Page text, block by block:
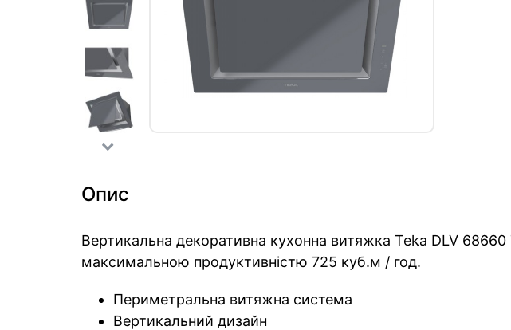
Опис
Вертикальна декоративна кухонна витяжка Teka DLV
максимальною продуктивністю 725 куб.м / год.
Периметральна витяжна система
Вертикальний дизайн